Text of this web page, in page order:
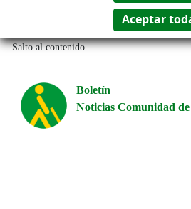
Salto al contenido
Boletín
Noticias Comunidad